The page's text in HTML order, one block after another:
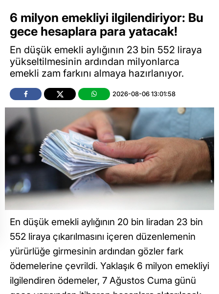
6 milyon emekliyi ilgilendiriyor: Bu
gece hesaplara para yatacak!
En düşük emekli aylığının 23 bin 552 liraya
yükseltilmesinin ardından milyonlarca
emekli zam farkını almaya hazırlanıyor.
2026-08-06 13:01:58
En düşük emekli aylığının 20 bin liradan 23 bin
552 liraya çıkarılmasını içeren düzenlemenin
yürürlüğe girmesinin ardından gözler fark
ödemelerine çevrildi. Yaklaşık 6 milyon emekliyi
ilgilendiren ödemeler, 7 Ağustos Cuma günü